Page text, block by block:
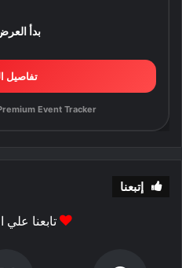
بدأ
تفاصيل
Event Tracker
إتبعنا
تابعنا